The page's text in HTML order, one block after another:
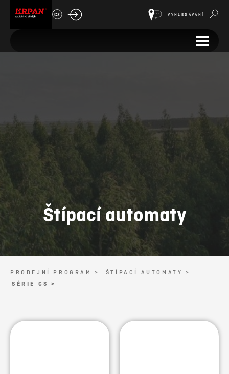
CZ VYHLEDÁVÁNÍ
Štípací automaty
PRODEJNÍ PROGRAM >
ŠTÍPACÍ AUTOMATY >
SÉRIE CS >